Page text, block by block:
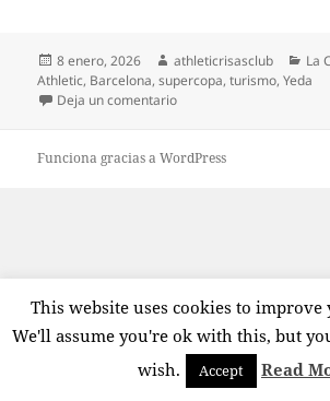
Publicado
el
8 enero, 2026 Autor
athleticrisasclub La
Athletic, Barcelona,supercopa,turismo,Yeda
Deja un comentarioen Leones de turismo
Funciona gracias a WordPress
This website uses cookies to improve
We'll assume you're ok with this, but
wish.
Accept Read